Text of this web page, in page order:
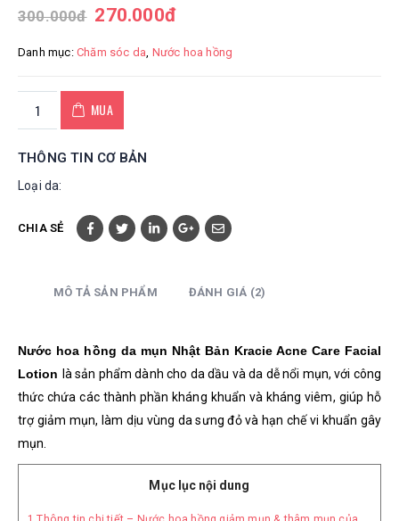
300.000đ 270.000đ
Danh mục: Chăm sóc da, Nước hoa hồng
MUA
THÔNG TIN CƠ BẢN
Loại da:
CHIA SẺ
MÔ TẢ SẢN PHẨM ĐÁNH GIÁ (2)
Nước hoa hồng da mụn Nhật Bản Kracie Acne Care Facial
Lotion là sản phẩm dành cho da dầu và da dễ nổi mụn, với công
thức chứa các thành phần kháng khuẩn và kháng viêm, giúp hỗ
trợ giảm mụn, làm dịu vùng da sưng đỏ và hạn chế vi khuẩn gây
mụn.
Mục lục nội dung